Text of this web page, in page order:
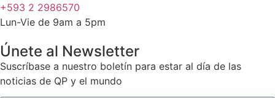
+593 2 2986570
Lun-Vie de 9am a 5pm
Únete al Newsletter
Suscríbase a nuestro boletín para estar al día de las
noticias de QP y el mundo